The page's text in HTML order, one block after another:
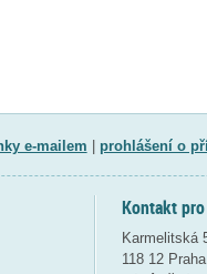
e-mailem prohlášení o
Kontakt
Karmelitská
118 12